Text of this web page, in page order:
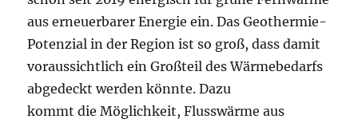
aus erneuerbarer Energie ein. Das Geothermie-
Potenzial in der Region ist so groß, dass damit
voraussichtlich ein Großteil des Wärmebedarfs
abgedeckt werden könnte. Dazu
kommt die Möglichkeit, Flusswärme aus